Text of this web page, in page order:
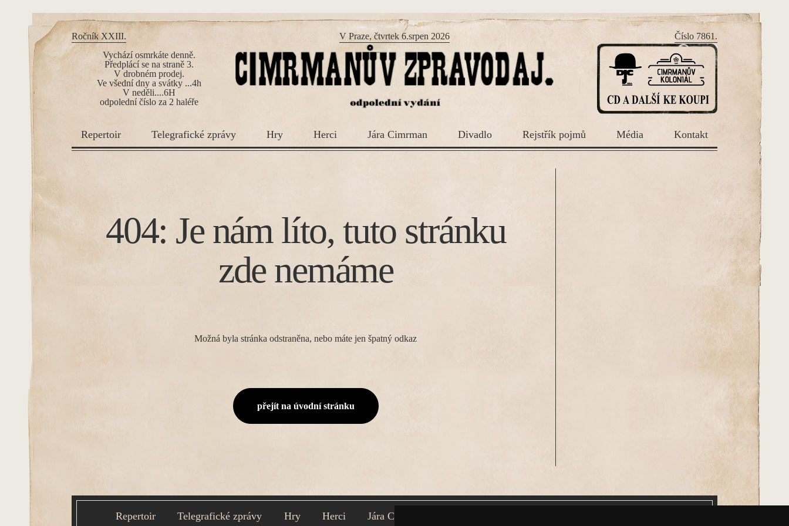
Ročník XXIII. V Praze, čtvrtek 6.srpen 2026
Číslo 7861.
Vychází osmrkáte denně.
Předplácí se na straně 3.
V drobném prodej.
Ve všední dny a svátky ...4h
V neděli....6H
odpolední číslo za 2 haléře
Repertoir Telegrafické zprávy Hry Herci Jára Cimrman Divadlo Rejstřík pojmů Média Kontakt
404: Je nám líto, tuto stránku
zde nemáme
Možná byla stránka odstraněna, nebo máte jen špatný odkaz
přejít na úvodní stránku
Repertoir Telegrafické zprávy Hry Herci Jára Cimrman